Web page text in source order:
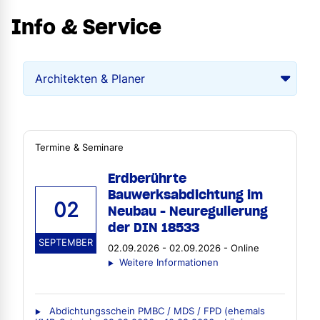
Info & Service
Termine & Seminare
02
SEPTEMBER
Erdberührte
Bauwerksabdichtung im
Neubau - Neuregulierung
der DIN 18533
02.09.2026 - 02.09.2026 - Online
Weitere Informationen
Abdichtungsschein PMBC / MDS / FPD (ehemals